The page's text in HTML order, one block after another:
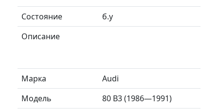
Состояние
б.у
Описание
Марка
Audi
Модель
80 B3 (1986—1991)